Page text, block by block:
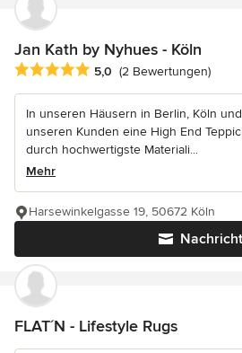
Jan Kath by Nyhues - Köln
Durchschnittliche Bewertung: 5 von
5,0 (2 Bewertungen)
In unseren Häusern in Berlin, Köln
unseren Kunden eine High End
durch hochwertigste Materiali...
Mehr
Nachricht
Harsewinkelgasse 19, 50672 Köln
FLAT´N - Lifestyle Rugs